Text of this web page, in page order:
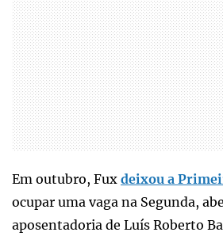
Em outubro, Fux deixou a
ocupar uma vaga na Segunda,
aposentadoria de Luís Roberto